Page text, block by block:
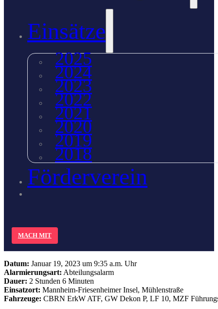
Einsätze
2025
2024
2023
2022
2021
2020
2019
2018
Förderverein
MACH MIT
Datum: Januar 19, 2023 um 9:35 a.m. Uhr
Alarmierungsart: Abteilungsalarm
Dauer: 2 Stunden 6 Minuten
Einsatzort: Mannheim-Friesenheimer Insel, Mühlenstraße
Fahrzeuge: CBRN ErkW ATF, GW Dekon P, LF 10, MZF